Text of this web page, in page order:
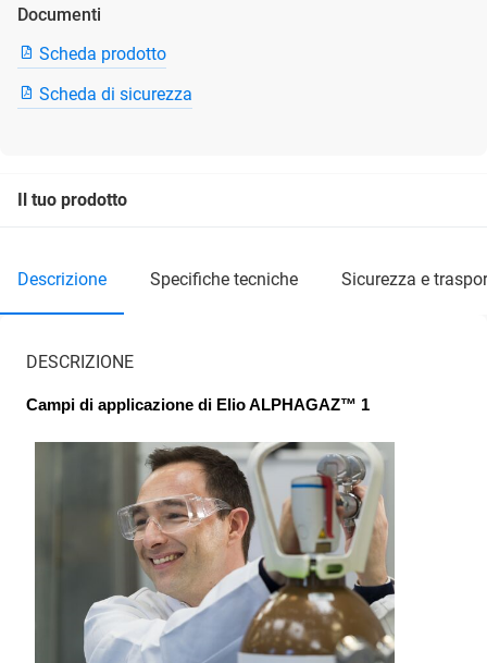
Documenti
Scheda prodotto
Scheda di sicurezza
Il tuo prodotto
descrizione specifiche tecniche sicurezza e
DESCRIZIONE
Campi di applicazione di Elio ALPHAGAZ™ 1